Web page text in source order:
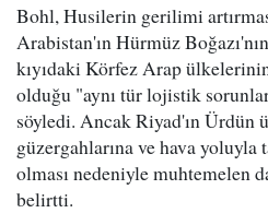
Bohl, Husilerin gerilimi
Arabistan'ın Hürmüz
kıyıdaki Körfez Arap
olduğu "aynı tür lojistik
söyledi. Ancak Riyad'ın Ürdün
güzergahlarına ve hava yoluyla
olması nedeniyle muhtemelen
belirtti.